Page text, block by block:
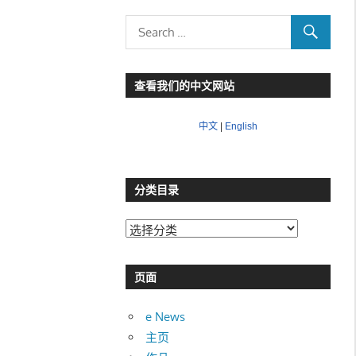
查看我们的中文网站
中文| English
分类目录
分
目
录
页面
e News
主页